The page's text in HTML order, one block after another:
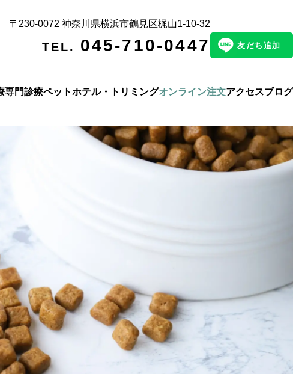
〒230-0072 神奈川県横浜市鶴⾒区梶⼭1-10-32
TEL. 045-710-0447 友だち追加
専門診療ペットホテル・トリミングオンライン注文アクセスブログ